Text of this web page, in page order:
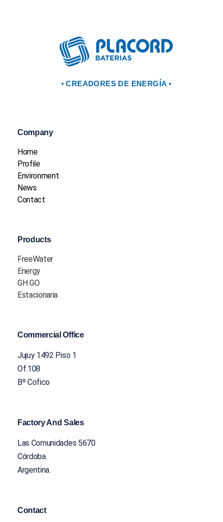
• CREADORES DE ENERGÍA •
Company
Home
Profile
Environment
News
Contact
Products
FreeWater
Energy
GH GO
Estacionaria
Commercial Office
Jujuy 1492 Piso 1
Of.108
Bº Cofico
Factory And Sales
Las Comunidades 5670
Córdoba.
Argentina.
Contact